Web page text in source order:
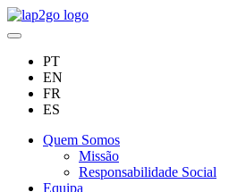
PT
EN
FR
ES
Quem Somos
Missão
Responsabilidade Social
Equipa